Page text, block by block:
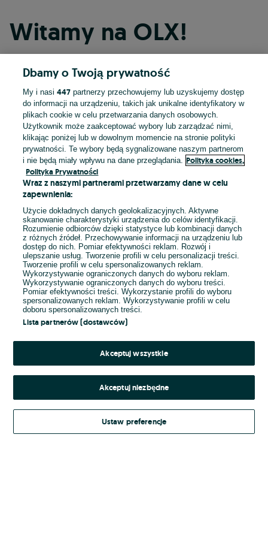
Witamy na OLX!
Kontynuuj przez Facebooka
Kontynuuj przez konto Apple
Kontynuuj przez konto Google
LUB
E-mail
Hasło
Kontynuując za pośrednictwem jednego z dostawców wskazanych powyżej,
Regulamin serwisu OLX.pl w jego aktualnym brzmieniu.
Dbamy o Twoją prywatność
My i nasi447 partnerzy przechowujemy lub uzyskujemy dostęp
do informacji na urządzeniu, takich jak unikalne identyfikatory w
plikach cookie w celu przetwarzania danych osobowych.
Użytkownik może zaakceptować wybory lub zarządzać nimi,
klikając poniżej lub w dowolnym momencie na stronie polityki
prywatności. Te wybory będą sygnalizowane naszym partnerom
i nie będą miały wpływu na dane przeglądania.
Polityka cookies,
Polityka Prywatności
Wraz z naszymi partnerami przetwarzamy dane w celu
zapewnienia:
Użycie dokładnych danych geolokalizacyjnych. Aktywne
skanowanie charakterystyki urządzenia do celów identyfikacji.
Rozumienie odbiorców dzięki statystyce lub kombinacji danych
z różnych źródeł. Przechowywanie informacji na urządzeniu lub
dostęp do nich. Pomiar efektywności reklam. Rozwój i
ulepszanie usług. Tworzenie profili w celu personalizacji treści.
Tworzenie profili w celu spersonalizowanych reklam.
Wykorzystywanie ograniczonych danych do wyboru reklam.
Wykorzystywanie ograniczonych danych do wyboru treści.
Pomiar efektywności treści. Wykorzystanie profili do wyboru
spersonalizowanych reklam. Wykorzystywanie profili w celu
doboru spersonalizowanych treści.
Lista partnerów (dostawców)
Akceptuj wszystkie
Akceptuj niezbędne
Ustaw preferencje